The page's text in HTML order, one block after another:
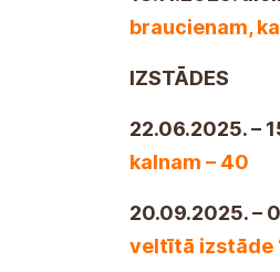
braucienam,
IZSTĀDES
22.06.2025. –
kalnam – 40
20.09.2025. –
veltītā izstāde